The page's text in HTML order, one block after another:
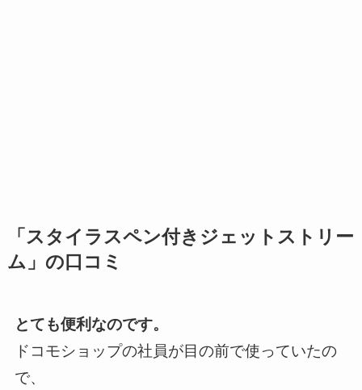
「スタイラスペン付きジェットストリー
ム」の口コミ
とても便利なのです。
ドコモショップの社員が目の前で使っていたの
で、